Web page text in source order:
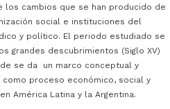
los cambios que se han producido de
social e instituciones del
y político. El periodo estudiado se
grandes descubrimientos (Siglo XV)
se da un marco conceptual y
proceso económico, social y
América Latina y la Argentina.